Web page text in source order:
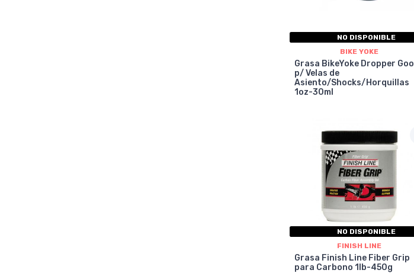
NO DISPONIBLE
BIKE YOKE
Grasa BikeYoke Dropper Goo
p/ Velas de
Asiento/Shocks/Horquillas
1oz-30ml
NO DISPONIBLE
FINISH LINE
Grasa Finish Line Fiber Grip
para Carbono 1lb-450g